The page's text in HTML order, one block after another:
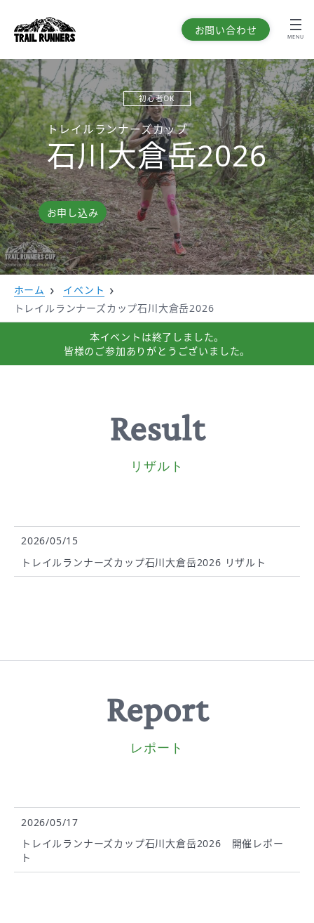
お問い合わせ
MENU
初心者OK
トレイルランナーズカップ
石川大倉岳2026
お申し込み
ホーム
イベント
トレイルランナーズカップ石川大倉岳2026
本イベントは終了しました。
皆様のご参加ありがとうございました。
Result
リザルト
2026/05/15
トレイルランナーズカップ石川大倉岳2026 リザルト
Report
レポート
2026/05/17
トレイルランナーズカップ石川大倉岳2026 開催レポー
ト